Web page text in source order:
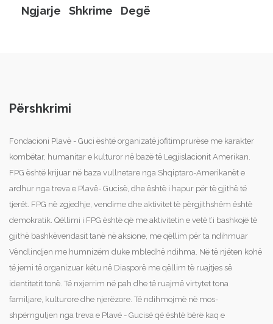
Ngjarje Shkrime Degë
Përshkrimi
Fondacioni Plavë - Guci është organizatë jofitimprurëse me karakter
kombëtar, humanitar e kulturor në bazë të Legjislacionit Amerikan.
FPG është krijuar në baza vullnetare nga Shqiptaro-Amerikanët e
ardhur nga treva e Plavë- Gucisë, dhe është i hapur për të gjithë të
tjerët. FPG në zgjedhje, vendime dhe aktivitet të përgjithshëm është
demokratik. Qëllimi i FPG është që me aktivitetin e vetë t’i bashkojë të
gjithë bashkëvendasit tanë në aksione, me qëllim për ta ndihmuar
Vëndlindjen me humnizëm duke mbledhë ndihma. Në të njëten kohë
të jemi të organizuar këtu në Diasporë me qëllim të ruajtjes së
identitetit tonë. Të nxjerrim në pah dhe të ruajmë virtytet tona
familjare, kulturore dhe njerëzore. Të ndihmojmë në mos-
shpërnguljen nga treva e Plavë - Gucisë që është bërë kaq e